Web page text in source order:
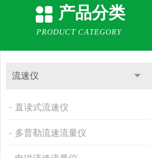
产品分类
PRODUCT CATEGORY
流速仪
直读式流速仪
多普勒流速流量仪